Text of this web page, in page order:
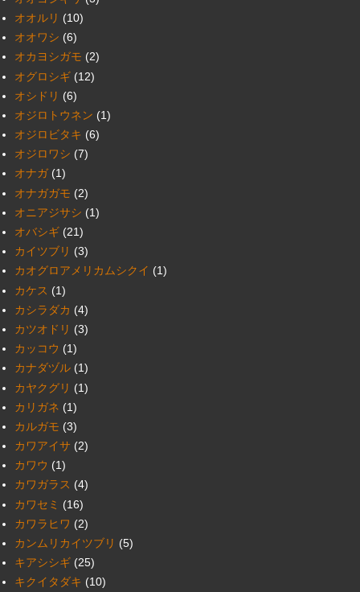
オオルリ (10)
オオワシ (6)
オカヨシガモ (2)
オグロシギ (12)
オシドリ (6)
オジロトウネン (1)
オジロビタキ (6)
オジロワシ (7)
オナガ (1)
オナガガモ (2)
オニアジサシ (1)
オバシギ (21)
カイツブリ (3)
カオグロアメリカムシクイ (1)
カケス (1)
カシラダカ (4)
カツオドリ (3)
カッコウ (1)
カナダヅル (1)
カヤクグリ (1)
カリガネ (1)
カルガモ (3)
カワアイサ (2)
カワウ (1)
カワガラス (4)
カワセミ (16)
カワラヒワ (2)
カンムリカイツブリ (5)
キアシシギ (25)
キクイタダキ (10)